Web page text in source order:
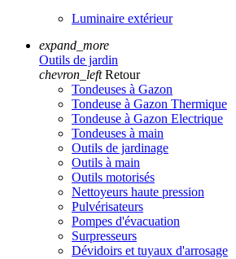
Luminaire extérieur
expand_more
Outils de jardin
chevron_left Retour
Tondeuses à Gazon
Tondeuse à Gazon Thermique
Tondeuse à Gazon Electrique
Tondeuses à main
Outils de jardinage
Outils à main
Outils motorisés
Nettoyeurs haute pression
Pulvérisateurs
Pompes d'évacuation
Surpresseurs
Dévidoirs et tuyaux d'arrosage